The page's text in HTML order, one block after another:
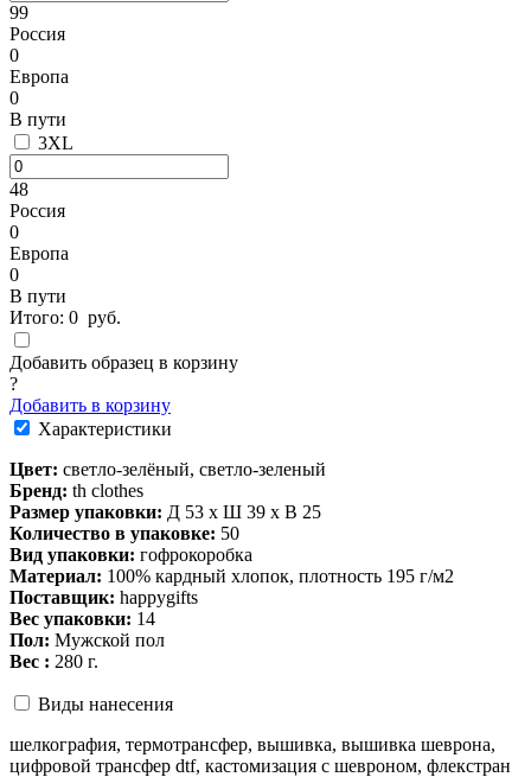
99
Россия
0
Европа
0
В пути
3XL
48
Россия
0
Европа
0
В пути
Итого: 0 руб.
Добавить образец в корзину
?
Добавить в корзину
Характеристики
Цвет: светло-зелёный, светло-зеленый
Бренд: th clothes
Размер упаковки: Д 53 x Ш 39 x В 25
Количество в упаковке: 50
Вид упаковки: гофрокоробка
Материал: 100% кардный хлопок, плотность 195 г/м2
Поставщик: happygifts
Вес упаковки: 14
Пол: Мужской пол
Вес : 280 г.
Виды нанесения
шелкография, термотрансфер, вышивка, вышивка шеврона,
цифровой трансфер dtf, кастомизация с шевроном, флекстран